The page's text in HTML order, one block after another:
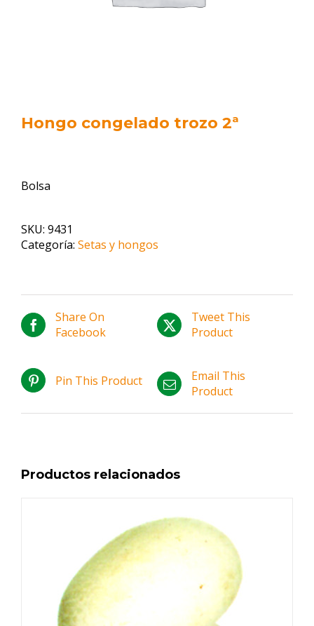
Hongo congelado trozo 2ª
Bolsa
SKU: 9431
Categoría: Setas y hongos
Share On
Facebook
Tweet This
Product
Pin This Product
Email This
Product
Productos relacionados